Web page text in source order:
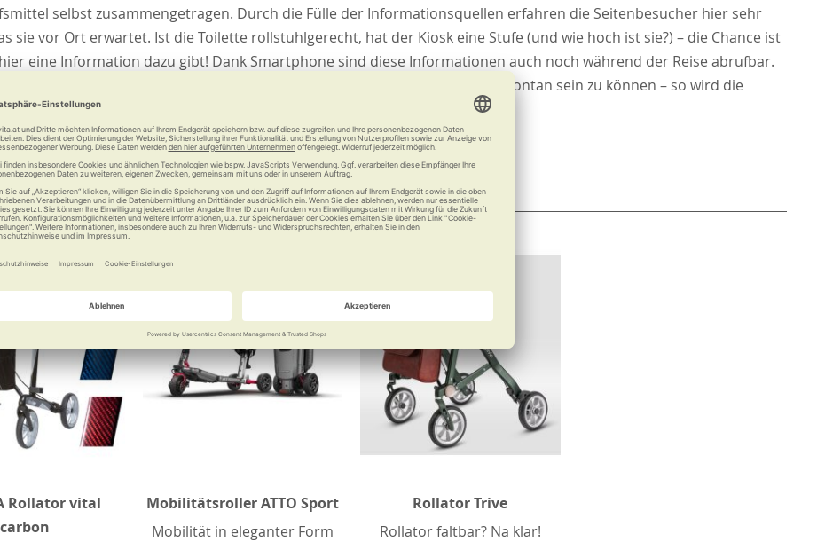
selbst zusammengetragen. Durch die Fülle der Informationsquellen erfahren die Seitenbesucher hier sehr
sie vor Ort erwartet. Ist die Toilette rollstuhlgerecht, hat der Kiosk eine Stufe (und wie hoch ist sie?) – die Chance ist
eine Information dazu gibt! Dank Smartphone sind diese Informationen auch noch während der Reise abrufbar.
wichtigsten Orientierungspunkte recherchieren, um unterwegs auch mal spontan sein zu können – so wird die
fremden Stadt zu einem tollen Erlebnis!
Passende Produkte
Rollator vital
carbon
Mobilitätsroller ATTO Sport
Mobilität in eleganter Form
Rollator Trive
Rollator faltbar? Na klar!